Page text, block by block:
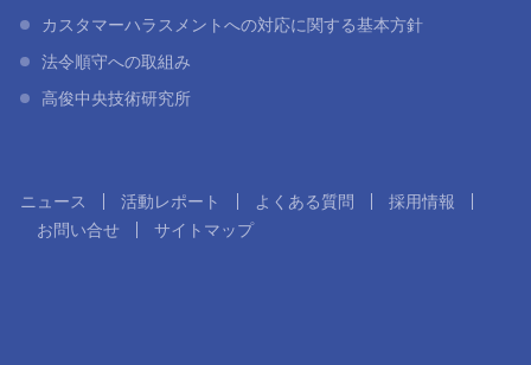
カスタマーハラスメントへの対応に関する基本方針
法令順守への取組み
高俊中央技術研究所
ニュース 活動レポート よくある質問
採用情報
お問い合せ
サイトマップ